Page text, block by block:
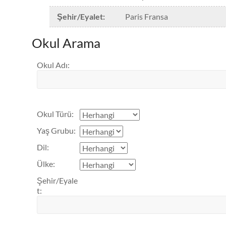
haftalık 210 Euro
haftalık 270
Euro
Şehir/Eyalet: Paris Fransa
Okul Arama
Okul Adı:
Okul Türü:
Yaş Grubu:
Dil:
Ülke:
Şehir/Eyale
t: